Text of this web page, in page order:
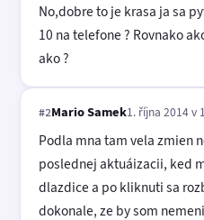
No,dobre to je krasa ja sa
10 na telefone ? Rovnako
ako ?
#2Mario Samek1. října 2014 v
Podla mna tam vela zmien
poslednej aktuáizacii, ked
dlazdice a po kliknuti sa
dokonale, ze by som